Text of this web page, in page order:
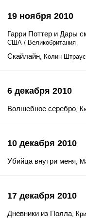
19 ноября 2010
Гарри Поттер и Дары
США / Великобритания
Скайлайн, Колин
6 декабря 2010
Волшебное серебро,
10 декабря 2010
Убийца внутри меня,
17 декабря 2010
Дневники из Полла,